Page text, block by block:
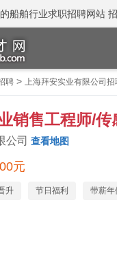
船舶行业求职招聘网站
聘> 上海拜安实业有限公司招
销售工程师/传
公司 查看地图
元
升 节日福利 带薪年